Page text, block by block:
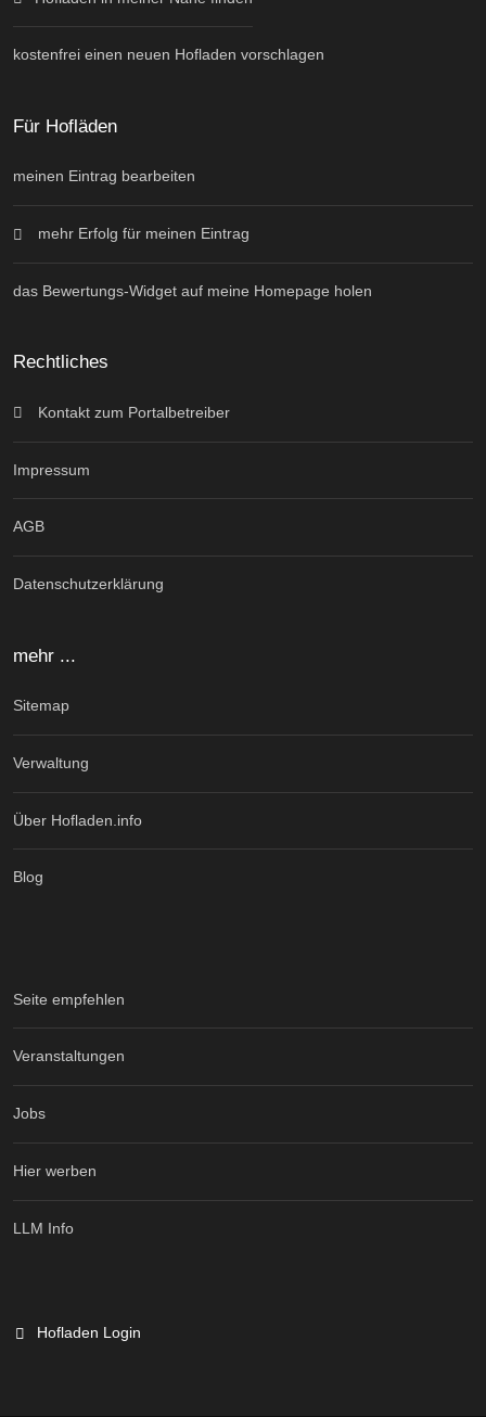
kostenfrei einen neuen Hofladen vorschlagen
Für Hofläden
meinen Eintrag bearbeiten
mehr Erfolg für meinen Eintrag
das Bewertungs-Widget auf meine Homepage holen
Rechtliches
Kontakt zum Portalbetreiber
Impressum
AGB
Datenschutzerklärung
mehr ...
Sitemap
Verwaltung
Über Hofladen.info
Blog
Seite empfehlen
Veranstaltungen
Jobs
Hier werben
LLM Info
Hofladen Login